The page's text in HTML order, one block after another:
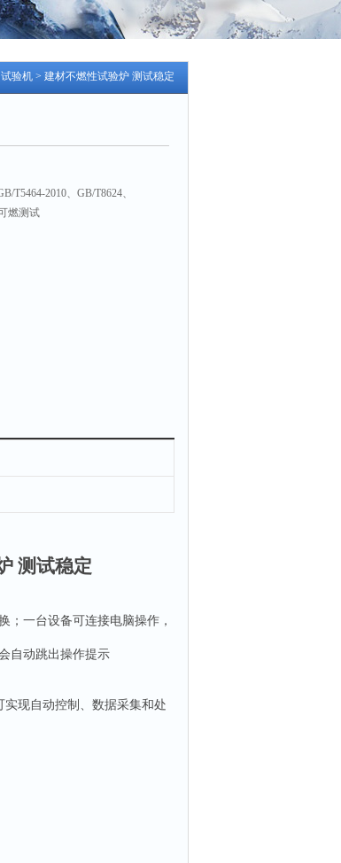
试验机 > 建材不燃性试验炉 测试稳定
T5464-2010、GB/T8624、
燃测试
测试稳定
；一台设备可连接电脑操作，
自动跳出操作提示
现自动控制、数据采集和处